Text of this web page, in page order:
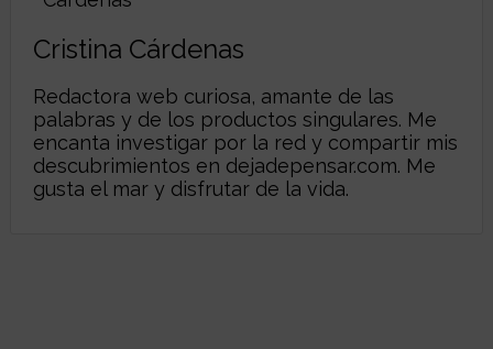
Cristina Cárdenas
Redactora web curiosa, amante de las
palabras y de los productos singulares. Me
encanta investigar por la red y compartir mis
descubrimientos en dejadepensar.com. Me
gusta el mar y disfrutar de la vida.